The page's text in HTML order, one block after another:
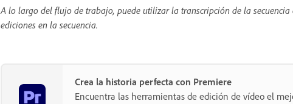
A lo largo del flujo de trabajo, puede utilizar la transcripción de la
ediciones en la secuencia.
Crea la historia perfecta con Premiere
Encuentra las herramientas de edición de vídeo el